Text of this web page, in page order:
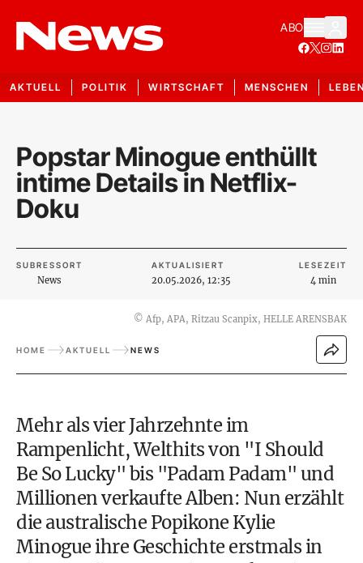
ABO
AKTUELL POLITIK WIRTSCHAFT MENSCHEN
Popstar Minogue enthüllt
intime Details in Netflix-
Doku
SUBRESSORT
News
AKTUALISIERT
20.05.2026, 12:35
LESEZEIT
4 min
© Afp, APA, Ritzau Scanpix, HELLE ARENSBAK
HOME AKTUELL NEWS
Mehr als vier Jahrzehnte im
Rampenlicht, Welthits von "I Should
Be So Lucky" bis "Padam Padam" und
Millionen verkaufte Alben: Nun erzählt
die australische Popikone Kylie
Minogue ihre Geschichte erstmals in